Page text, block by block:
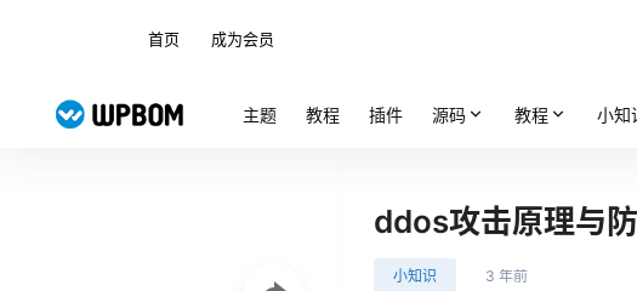
首页 成为会员
主题 教程 插件 源码 教程 小知
ddos攻击原理与
小知识 3 年前